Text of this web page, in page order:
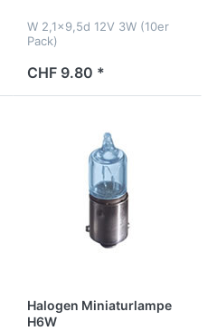
W 2,1x9,5d 12V 3W (10er
Pack)
CHF 9.80 *
Halogen Miniaturlampe
H6W